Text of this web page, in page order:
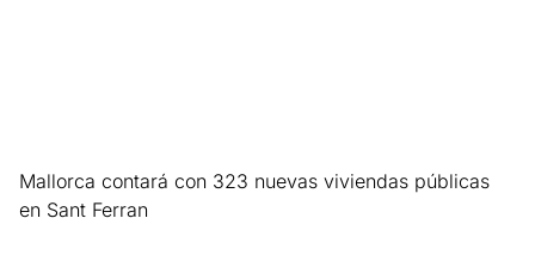
Mallorca contará con 323 nuevas viviendas públicas
en Sant Ferran